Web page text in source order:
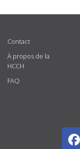
Contact
À propos de la
HCCH
FAQ